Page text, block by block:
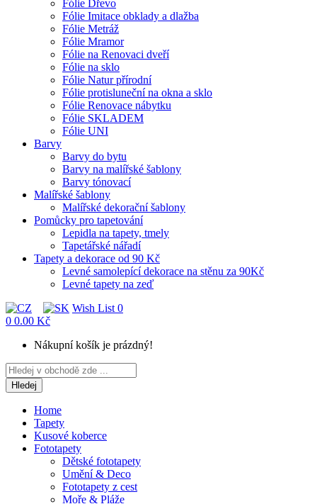
Fólie Dřevo
Fólie Imitace obklady a dlažba
Fólie Metráž
Fólie Mramor
Fólie na Renovaci dveří
Fólie na sklo
Fólie Natur přírodní
Fólie protisluneční na okna a sklo
Fólie Renovace nábytku
Fólie SKLADEM
Fólie UNI
Barvy
Barvy do bytu
Barvy na malířské šablony
Barvy tónovací
Malířské šablony
Malířské dekorační šablony
Pomůcky pro tapetování
Lepidla na tapety, tmely
Tapetářské nářadí
Tapety a dekorace od 90 Kč
Levné samolepící dekorace na stěnu za 90Kč
Levné tapety na zeď
Wish List 0
0 0.00 Kč
Nákupní košík je prázdný!
Hledej
Home
Tapety
Kusové koberce
Fototapety
Dětské fototapety
Umění & Deco
Fototapety z cest
Moře & Pláže